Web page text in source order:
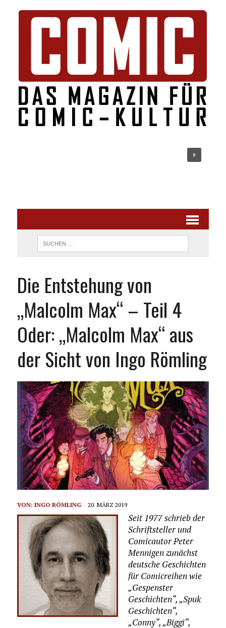
Die Entstehung von
„Malcolm Max“ – Teil 4
Oder: „Malcolm Max“ aus
der Sicht von Ingo Römling
VON: INGO RÖMLING 20. MÄRZ 2019
Seit 1977 schrieb der
Schriftsteller und
Comicautor Peter
Mennigen zunächst
deutsche Geschichten
für Comicreihen wie
„Gespenster
Geschichten“, „Spuk
Geschichten“,
„Conny“, „Biggi“,